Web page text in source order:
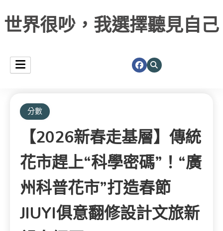
世界很吵，我選擇聽見自己
分數
【2026新春走基層】傳統
花市趕上“科學密碼”！“廣
州科普花市”打造春節
JIUYI俱意翻修設計文旅新